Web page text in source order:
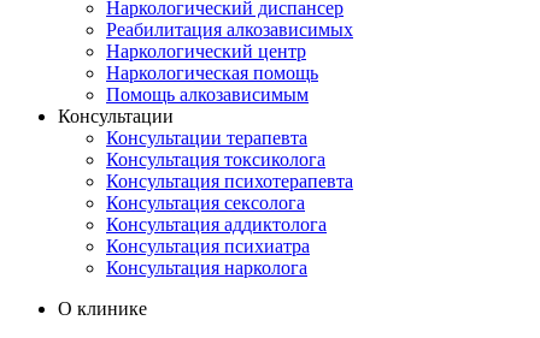
Наркологический диспансер
Реабилитация алкозависимых
Наркологический центр
Наркологическая помощь
Помощь алкозависимым
Консультации
Консультации терапевта
Консультация токсиколога
Консультация психотерапевта
Консультация сексолога
Консультация аддиктолога
Консультация психиатра
Консультация нарколога
О клинике